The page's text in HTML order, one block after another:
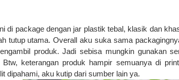
di package dengan jar plastik tebal, klasik dan
tutup utama. Overall aku suka sama
produk. Jadi sebisa mungkin gunakan
Btw, keterangan produk hampir semuanya di
dipahami, aku kutip dari sumber lain ya.